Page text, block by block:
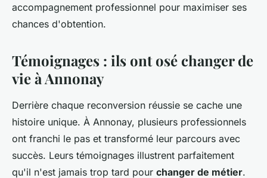
accompagnement professionnel pour maximiser ses
chances d'obtention.
Témoignages : ils ont osé changer de
vie à Annonay
Derrière chaque reconversion réussie se cache une
histoire unique. À Annonay, plusieurs professionnels
ont franchi le pas et transformé leur parcours avec
succès. Leurs témoignages illustrent parfaitement
qu'il n'est jamais trop tard pour changer de métier.